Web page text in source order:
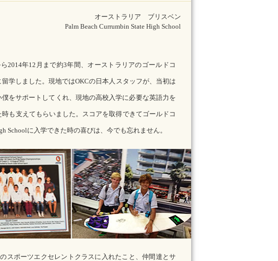
オーストラリア ブリスベン
Palm Beach Currumbin State High School
2014年12月まで約3年間、オーストラリアのゴールドコ
学しました。現地ではOKCの日本人スタッフが、当初は
をサポートしてくれ、現地の高校入学に必要な英語力を
も支えてもらいました。スコアを取得できてゴールドコ
Schoolに入学できた時の喜びは、今でも忘れません。
スポーツエクセレントクラスに入れたこと、仲間達とサ